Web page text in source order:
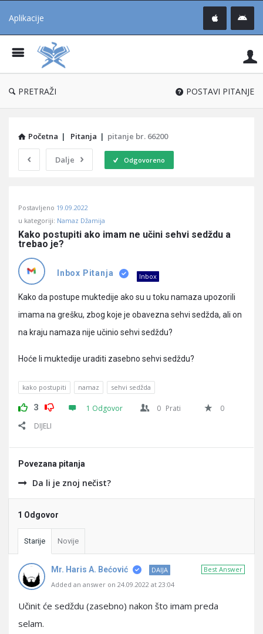
Aplikacije
®
PRETRAŽI POSTAVI PITANJE
Početna | Pitanja | pitanje br. 66200
Dalje Odgovoreno
Učene
Latest
Pitanja
Postavljeno 19.09.2022
u kategoriji: Namaz Džamija
Kako postupiti ako imam ne učini sehvi sedždu a
trebao je?
Inbox Pitanja Inbox
Kako da postupe muktedije ako su u toku namaza upozorili
imama na grešku, zbog koje je obavezna sehvi sedžda, ali on
na kraju namaza nije učinio sehvi sedždu?
Hoće li muktedije uraditi zasebno sehvi sedždu?
kako postupiti namaz sehvi sedžda
3 1 Odgovor 0 Prati
0
DIJELI
Povezana pitanja
Da li je znoj nečist?
1 Odgovor
Starije Novije
Best Answer
Mr. Haris A. Bećović
DAIJA
Added an answer on 24.09.2022 at 23:04
Učinit će sedždu (zasebno) nakon što imam preda
selam.